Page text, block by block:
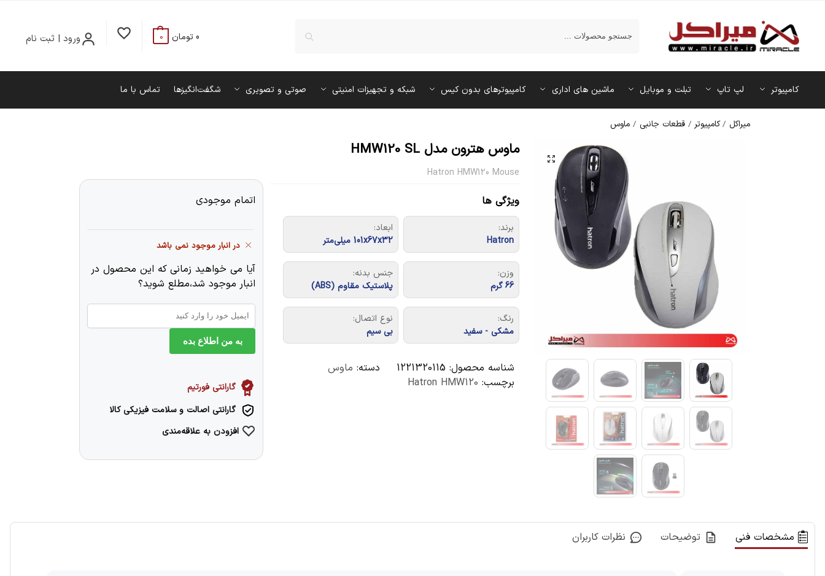
ورود | ثبت نام 0 تومان 0
کامپیوتر لپ تاپ تبلت و موبایل ماشین‌ های اداری کامپیوترهای بدون کیس شبکه و تجهیزات امنیتی صوتی و تصویری شگفت‌انگیزها تماس با ما
میراکل /کامپیوتر /قطعات جانبی /ماوس
ماوس هترون مدل HMW120 SL
Hatron HMW120 Mouse
ویژگی ها
برند:
Hatron
ابعاد:
101x67x32 میلی‌متر
وزن:
66 گرم
جنس بدنه:
پلاستیک مقاوم (ABS)
رنگ:
مشکی - سفید
نوع اتصال:
بی سیم
شناسه محصول: 1221320115 دسته: ماوس
برچسب: Hatron HMW120
اتمام موجودی
در انبار موجود نمی باشد
آیا می خواهید زمانی که این محصول در
انبار موجود شد،مطلع شوید؟
به من اطلاع بده
گارانتی فورتیم
گارانتی اصالت و سلامت فیزیکی کالا
افزودن به علاقه‌مندی
مشخصات فنی توضیحات نظرات کاربران